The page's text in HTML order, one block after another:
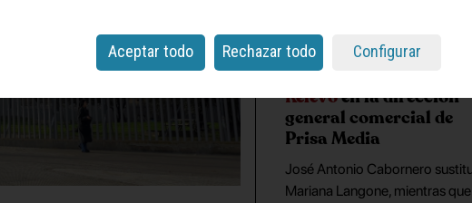
Relevoen la dirección
general comercial de
Prisa Media
José Antonio Cabornero
Mariana Langone, mientras que
Aceptar todo Rechazar todo Configurar